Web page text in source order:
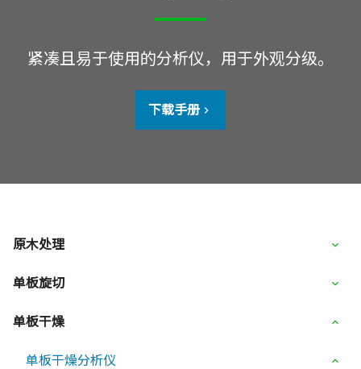
紧凑且易于使用的分析仪，用于外观分级。
下载手册
原木处理
单板旋切
单板干燥
单板干燥分析仪